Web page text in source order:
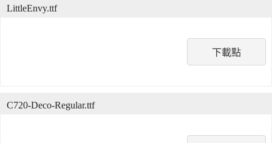
下載點
LittleEnvy.ttf
C720-Deco-Regular.ttf